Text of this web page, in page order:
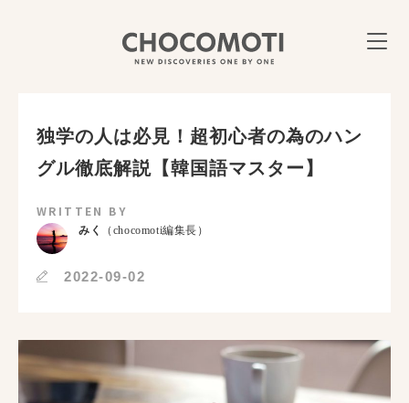
独学の人は必見！超初心者の為のハン
グル徹底解説【韓国語マスター】
WRITTEN BY
みく （chocomoti編集長）
2022-09-02